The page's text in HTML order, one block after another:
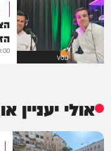
VOD
אולי יעניין